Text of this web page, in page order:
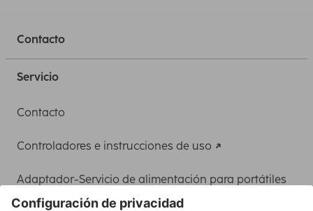
Contacto
Servicio
Contacto
Controladores e instrucciones de uso
Adaptador-Servicio de alimentación para portátiles